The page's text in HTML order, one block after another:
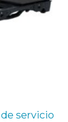
servicio